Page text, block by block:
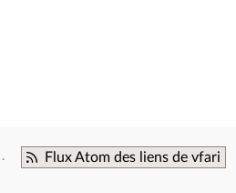
Flux Atom des liens de vfari